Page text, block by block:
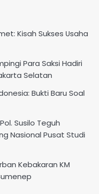
Kisah Sukses Usaha
Para Saksi Hadiri
Selatan
Bukti Baru Soal
Susilo Teguh
Nasional Pusat Studi
Kebakaran KM